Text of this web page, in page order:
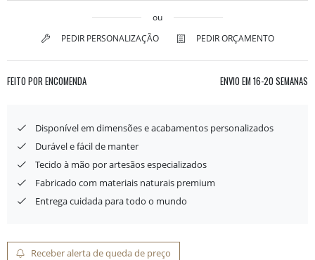
ou
PEDIR PERSONALIZAÇÃO
PEDIR ORÇAMENTO
FEITO POR ENCOMENDA ENVIO EM 16-20 SEMANAS
Disponível em dimensões e acabamentos personalizados
Durável e fácil de manter
Tecido à mão por artesãos especializados
Fabricado com materiais naturais premium
Entrega cuidada para todo o mundo
Receber alerta de queda de preço